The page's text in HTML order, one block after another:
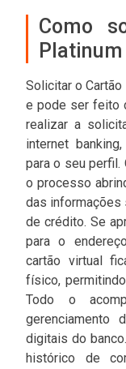
Como
Platinum
Solicitar o
e pode ser feito
realizar a
internet
para o seu perfil.
o processo
das informações
de crédito. Se
para o
cartão virtual
físico,
Todo o
gerenciamento
digitais do
histórico de